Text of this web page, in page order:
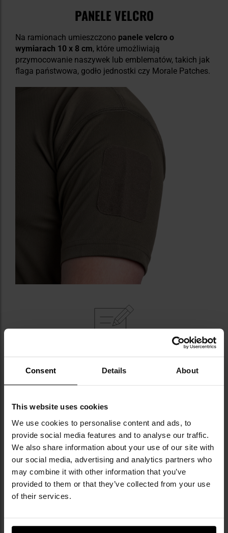
Consent Details About
This website uses cookies
We use cookies to personalise content and ads, to
provide social media features and to analyse our traffic.
We also share information about your use of our site with
our social media, advertising and analytics partners who
may combine it with other information that you’ve
provided to them or that they’ve collected from your use
of their services.
PANELE VELCRO
Na ramionach umieszczono panele velcro o
wymiarach 10 x 8 cm, które umożliwiają
przymocowanie naszywek lub emblematów, takich jak
flaga państwowa, godło jednostki czy Morale Patches.
NAJWAŻNIEJSZE CECHY
poliestru
panele velcro na ramionach do mocowania
naszywek
Informacja o producencie i bezpieczeństwo